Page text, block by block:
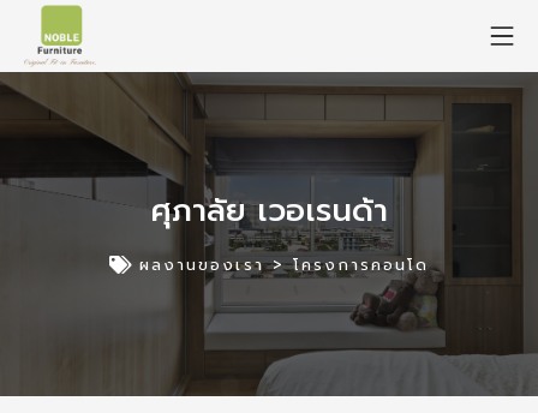
ศุภาลัย เวอเรนด้า
ผลงานของเรา > โครงการคอนโด